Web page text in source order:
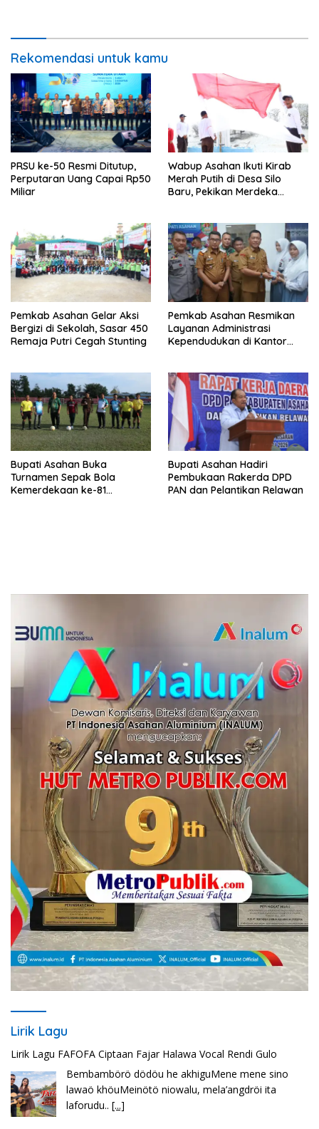
Rekomendasi untuk kamu
PRSU ke-50 Resmi Ditutup,
Perputaran Uang Capai Rp50
Miliar
Wabup Asahan Ikuti Kirab
Merah Putih di Desa Silo
Baru, Pekikan Merdeka
Pemkab Asahan Gelar Aksi
Bergizi di Sekolah, Sasar 450
Remaja Putri Cegah Stunting
Pemkab Asahan Resmikan
Layanan Administrasi
Kependudukan di Kantor
Bupati Asahan Buka
Turnamen Sepak Bola
Kemerdekaan ke-81
Bupati Asahan Hadiri
Pembukaan Rakerda DPD
PAN dan Pelantikan Relawan
Lirik Lagu
Lirik Lagu Cinta Mati – Fajar Halawa
Tenga sakali nouwao khuo he akhigu boi taozui
wa’omasiTabato ia taroi furi[...]